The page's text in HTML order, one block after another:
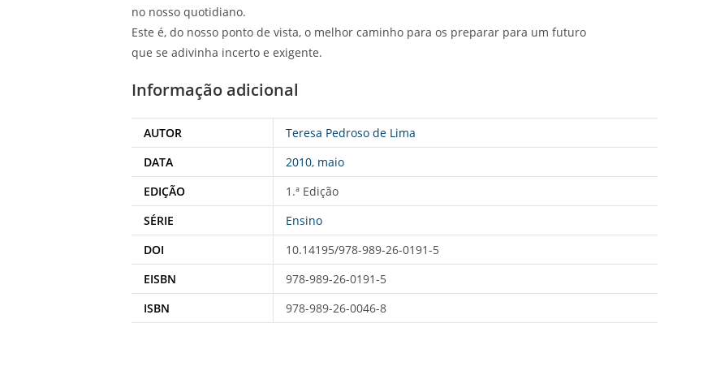
no nosso quotidiano.
Este é, do nosso ponto de vista, o melhor caminho para os preparar para um futuro
que se adivinha incerto e exigente.
Informação adicional
AUTOR
Teresa Pedroso de Lima
DATA
2010, maio
EDIÇÃO
1.ª Edição
SÉRIE
Ensino
DOI
10.14195/978-989-26-0191-5
EISBN
978-989-26-0191-5
ISBN
978-989-26-0046-8